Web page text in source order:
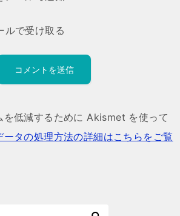
ルで受け取る
を低減するために Akismet を使って
ータの処理方法の詳細はこちらをご覧